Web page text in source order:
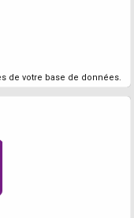
de votre base de données.